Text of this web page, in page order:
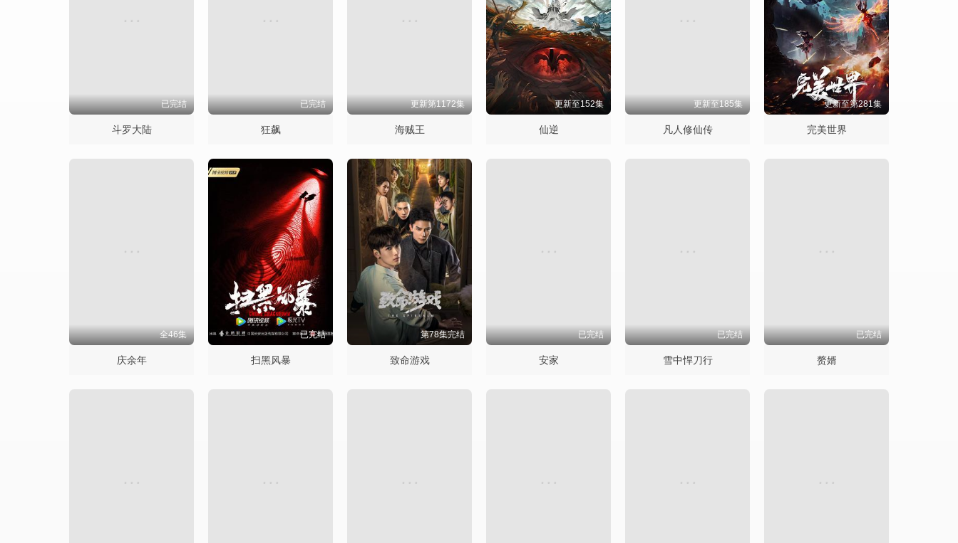
已完结
斗罗大陆
已完结
狂飙
更新第1172集
海贼王
更新至152集
仙逆
更新至185集
凡人修仙传
更新至第281集
完美世界
全46集
庆余年
已完结
扫黑风暴
第78集完结
致命游戏
已完结
安家
已完结
雪中悍刀行
已完结
赘婿